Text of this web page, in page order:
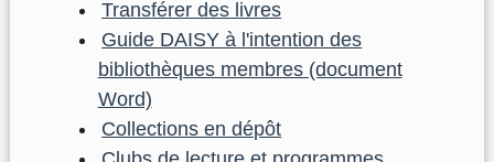
Transférer des livres
Guide DAISY à l'intention des
bibliothèques membres (document
Word)
Collections en dépôt